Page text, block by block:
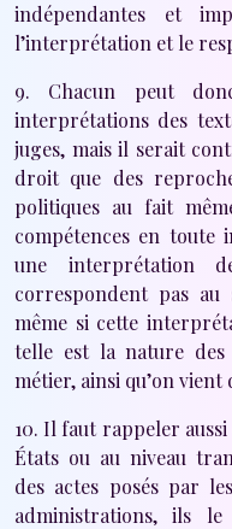
indépendantes et
l’interprétation et le
9. Chacun peut
interprétations des
juges, mais il serait
droit que des
politiques au fait
compétences en toute
une interprétation
correspondent pas au
même si cette
telle est la nature des
métier, ainsi qu’on
10. Il faut rappeler aussi
États ou au niveau
des actes posés par
administrations, ils